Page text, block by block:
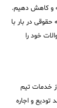
و کاهش دهیم.
در بار با
خود را
خدمات تیم
تودیع و اجاره